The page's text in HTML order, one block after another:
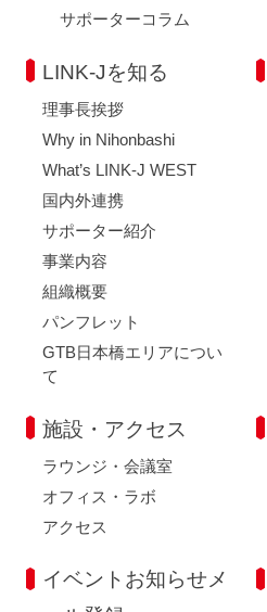
サポーターコラム
LINK-Jを知る
理事長挨拶
Why in Nihonbashi
What’s LINK-J WEST
国内外連携
サポーター紹介
事業内容
組織概要
パンフレット
GTB日本橋エリアについ
て
施設・アクセス
ラウンジ・会議室
オフィス・ラボ
アクセス
イベントお知らせメ